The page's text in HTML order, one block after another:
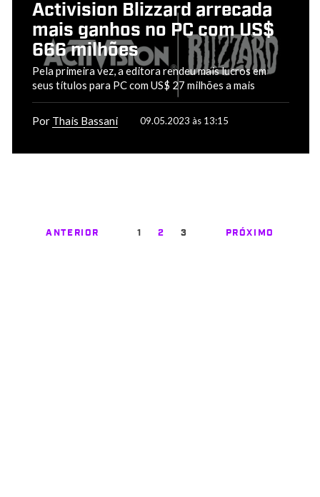
Activision Blizzard arrecada
mais ganhos no PC com US$
666 milhões
Pela primeira vez, a editora rendeu mais lucros em
seus títulos para PC com US$ 27 milhões a mais
Por Thais Bassani 09.05.2023 às 13:15
ANTERIOR 1 2 3 PRÓXIMO